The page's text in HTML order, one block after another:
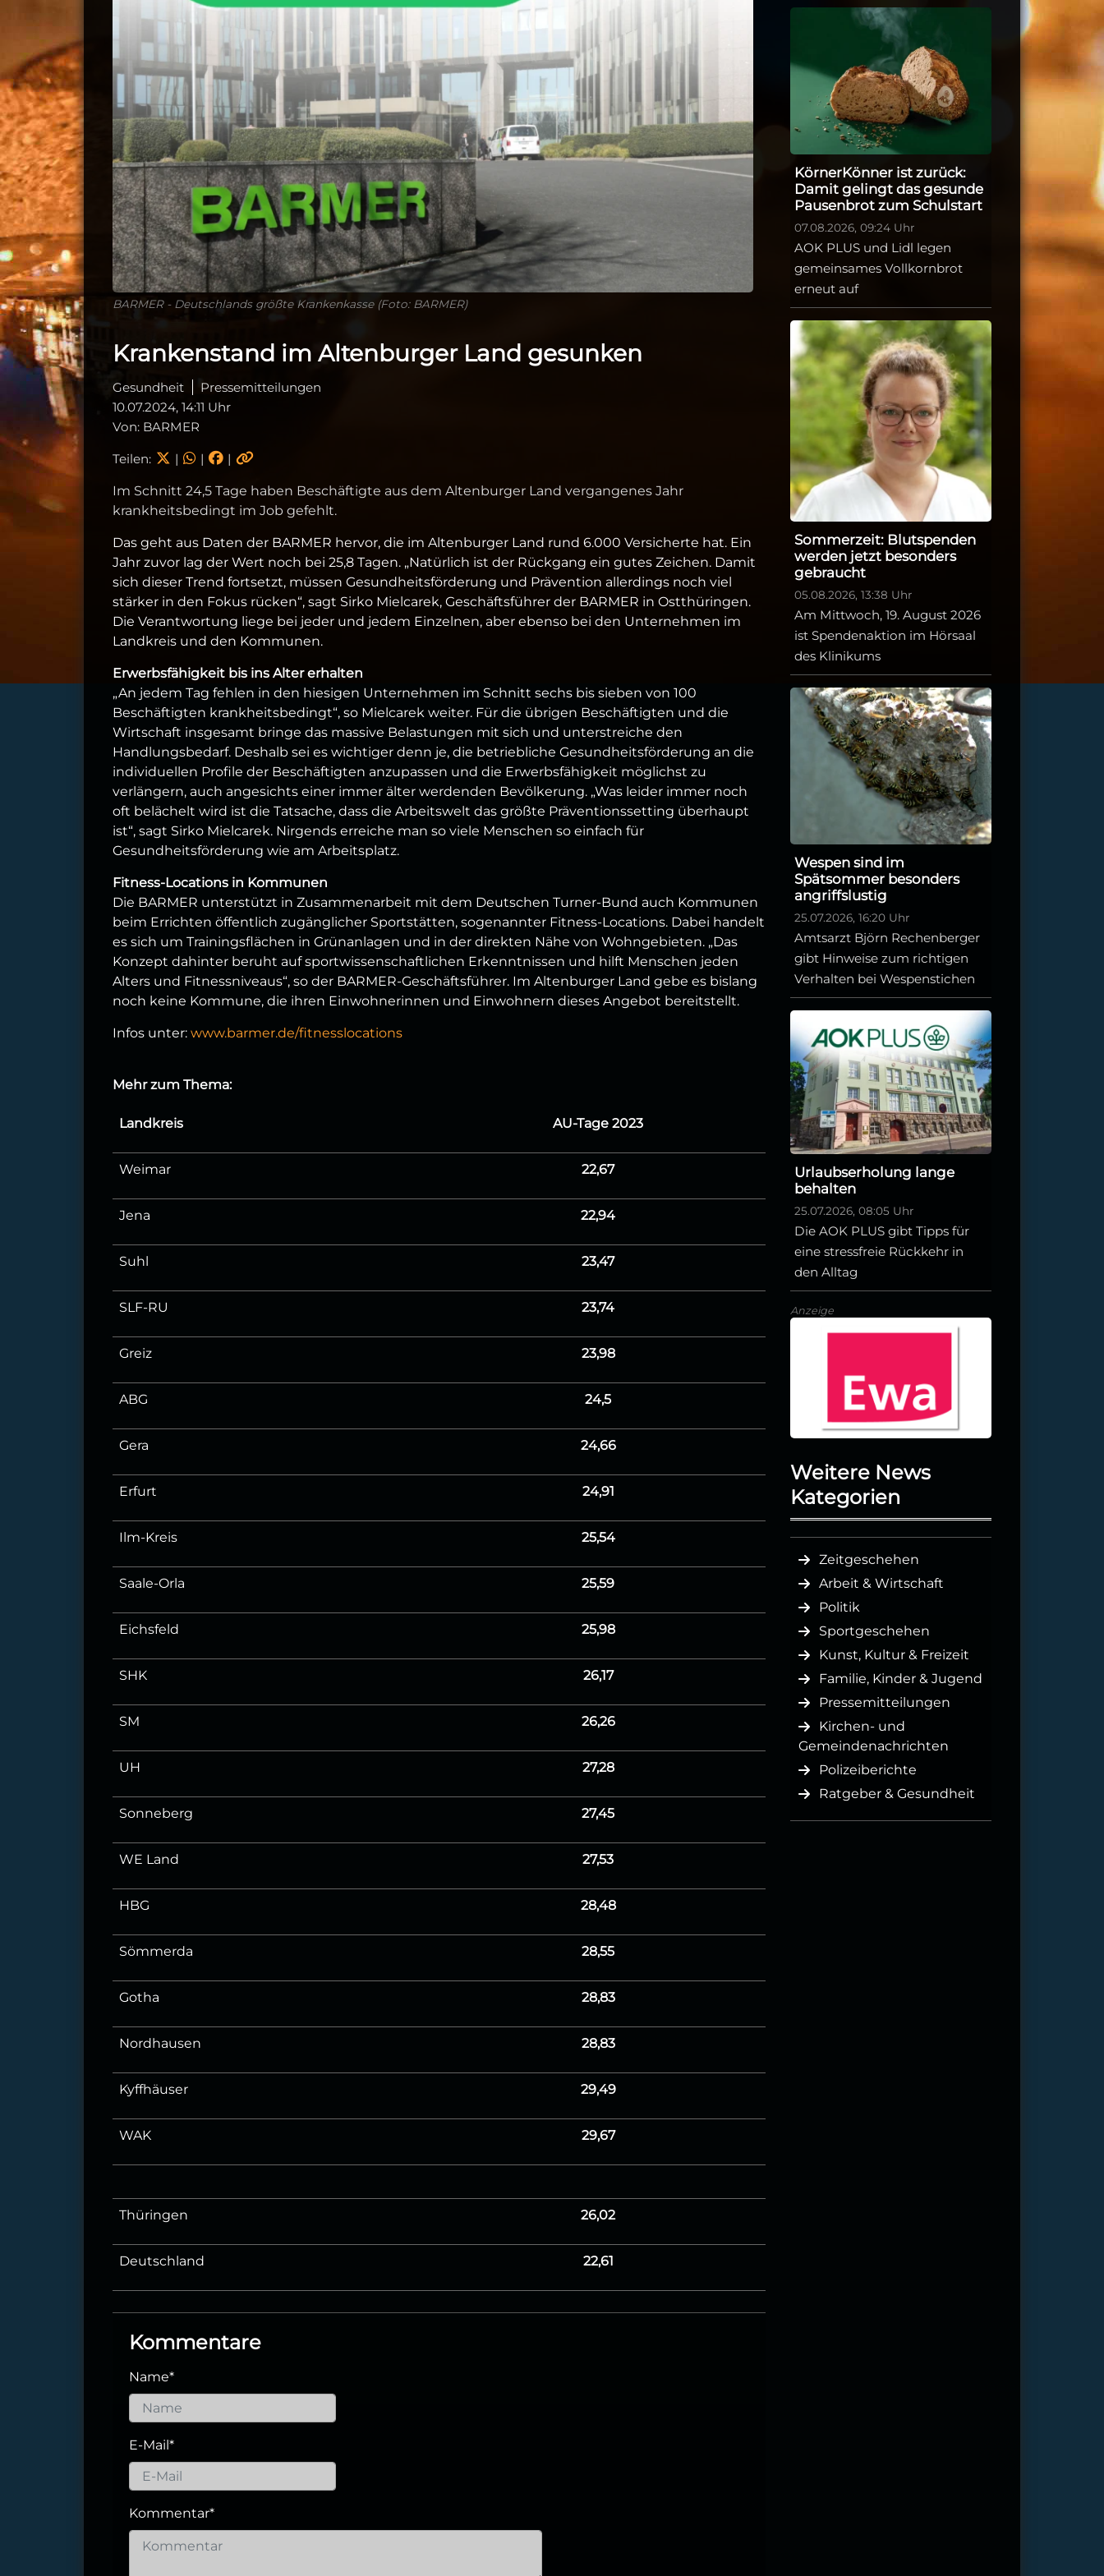
BARMER - Deutschlands größte Krankenkasse (Foto: BARMER)
Krankenstand im Altenburger Land gesunken
Gesundheit
Pressemitteilungen
10.07.2024, 14:11 Uhr
Von: BARMER
Teilen: | | |
Im Schnitt 24,5 Tage haben Beschäftigte aus dem Altenburger Land vergangenes Jahr
krankheitsbedingt im Job gefehlt.
Das geht aus Daten der BARMER hervor, die im Altenburger Land rund 6.000 Versicherte hat. Ein
Jahr zuvor lag der Wert noch bei 25,8 Tagen. „Natürlich ist der Rückgang ein gutes Zeichen. Damit
sich dieser Trend fortsetzt, müssen Gesundheitsförderung und Prävention allerdings noch viel
stärker in den Fokus rücken“, sagt Sirko Mielcarek, Geschäftsführer der BARMER in Ostthüringen.
Die Verantwortung liege bei jeder und jedem Einzelnen, aber ebenso bei den Unternehmen im
Landkreis und den Kommunen.
Erwerbsfähigkeit bis ins Alter erhalten
„An jedem Tag fehlen in den hiesigen Unternehmen im Schnitt sechs bis sieben von 100
Beschäftigten krankheitsbedingt“, so Mielcarek weiter. Für die übrigen Beschäftigten und die
Wirtschaft insgesamt bringe das massive Belastungen mit sich und unterstreiche den
Handlungsbedarf. Deshalb sei es wichtiger denn je, die betriebliche Gesundheitsförderung an die
individuellen Profile der Beschäftigten anzupassen und die Erwerbsfähigkeit möglichst zu
verlängern, auch angesichts einer immer älter werdenden Bevölkerung. „Was leider immer noch
oft belächelt wird ist die Tatsache, dass die Arbeitswelt das größte Präventionssetting überhaupt
ist“, sagt Sirko Mielcarek. Nirgends erreiche man so viele Menschen so einfach für
Gesundheitsförderung wie am Arbeitsplatz.
Fitness-Locations in Kommunen
Die BARMER unterstützt in Zusammenarbeit mit dem Deutschen Turner-Bund auch Kommunen
beim Errichten öffentlich zugänglicher Sportstätten, sogenannter Fitness-Locations. Dabei handelt
es sich um Trainingsflächen in Grünanlagen und in der direkten Nähe von Wohngebieten. „Das
Konzept dahinter beruht auf sportwissenschaftlichen Erkenntnissen und hilft Menschen jeden
Alters und Fitnessniveaus“, so der BARMER-Geschäftsführer. Im Altenburger Land gebe es bislang
noch keine Kommune, die ihren Einwohnerinnen und Einwohnern dieses Angebot bereitstellt.
Infos unter: www.barmer.de/fitnesslocations
Mehr zum Thema:
Landkreis AU-Tage 2023
Weimar 22,67
Jena 22,94
Suhl 23,47
SLF-RU 23,74
Greiz 23,98
ABG 24,5
Gera 24,66
Erfurt 24,91
Ilm-Kreis 25,54
Saale-Orla 25,59
Eichsfeld 25,98
SHK 26,17
SM 26,26
UH 27,28
Sonneberg 27,45
WE Land 27,53
HBG 28,48
Sömmerda 28,55
Gotha 28,83
Nordhausen 28,83
Kyffhäuser 29,49
WAK 29,67
Thüringen 26,02
Deutschland 22,61
Kommentare
Name*
E-Mail*
Kommentar*
KörnerKönner ist zurück:
Damit gelingt das gesunde
Pausenbrot zum Schulstart
07.08.2026, 09:24 Uhr
AOK PLUS und Lidl legen
gemeinsames Vollkornbrot
erneut auf
Sommerzeit: Blutspenden
werden jetzt besonders
gebraucht
05.08.2026, 13:38 Uhr
Am Mittwoch, 19. August 2026
ist Spendenaktion im Hörsaal
des Klinikums
Wespen sind im
Spätsommer besonders
angriffslustig
25.07.2026, 16:20 Uhr
Amtsarzt Björn Rechenberger
gibt Hinweise zum richtigen
Verhalten bei Wespenstichen
Urlaubserholung lange
behalten
25.07.2026, 08:05 Uhr
Die AOK PLUS gibt Tipps für
eine stressfreie Rückkehr in
den Alltag
Anzeige
Weitere News
Kategorien
Zeitgeschehen
Arbeit & Wirtschaft
Politik
Sportgeschehen
Kunst, Kultur & Freizeit
Familie, Kinder & Jugend
Pressemitteilungen
Kirchen- und
Gemeindenachrichten
Polizeiberichte
Ratgeber & Gesundheit